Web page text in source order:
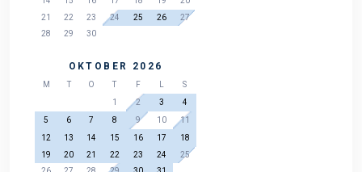
21
22 23 24 25 26
27
28
29 30
OKTOBER 2026
M T O T F
S
1
2 3
4
5
6 7 8 9 10
11
12
13 14 15 16 17
18
19
20 21 22 23 24
25